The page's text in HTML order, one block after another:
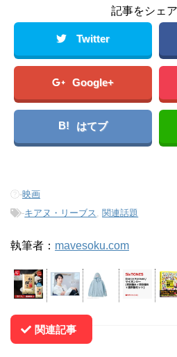
記事をシェ
Twitter
Google+
B! はてブ
-映画
-キアヌ・リーブス 関連話題
執筆者： mavesoku.com
関連記事